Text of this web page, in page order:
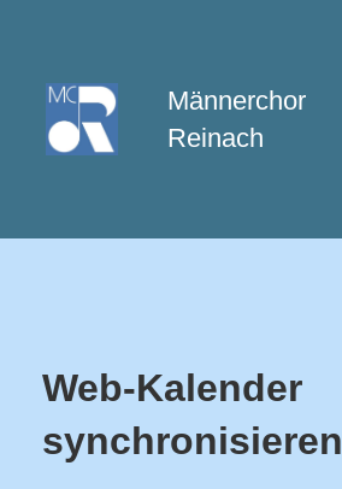
Männerchor
Reinach
Web-Kalender
synchronisieren